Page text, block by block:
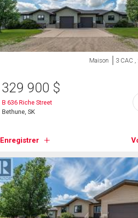
Maison 3 CAC ,
329 900 $
B 636 Riche Street
Bethune, SK
Enregistrer